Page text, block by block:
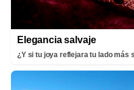
Elegancia salvaje
¿Y si tu joya reflejara tu lado más